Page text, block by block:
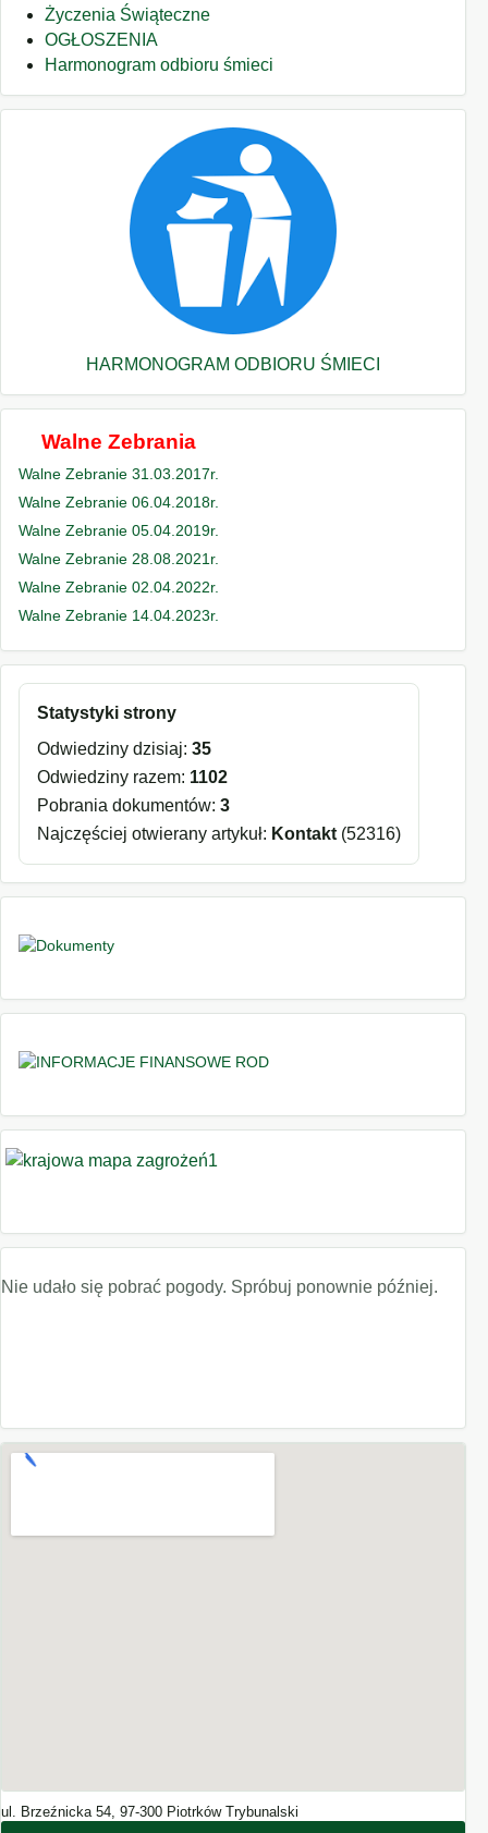
Życzenia Świąteczne
OGŁOSZENIA
Harmonogram odbioru śmieci
HARMONOGRAM ODBIORU ŚMIECI
Walne Zebrania
Walne Zebranie 31.03.2017r.
Walne Zebranie 06.04.2018r.
Walne Zebranie 05.04.2019r.
Walne Zebranie 28.08.2021r.
Walne Zebranie 02.04.2022r.
Walne Zebranie 14.04.2023r.
Statystyki strony
Odwiedziny dzisiaj: 35
Odwiedziny razem: 1102
Pobrania dokumentów: 3
Najczęściej otwierany artykuł: Kontakt(52316)
Nie udało się pobrać pogody. Spróbuj ponownie później.
ul. Brzeźnicka 54, 97-300 Piotrków Trybunalski